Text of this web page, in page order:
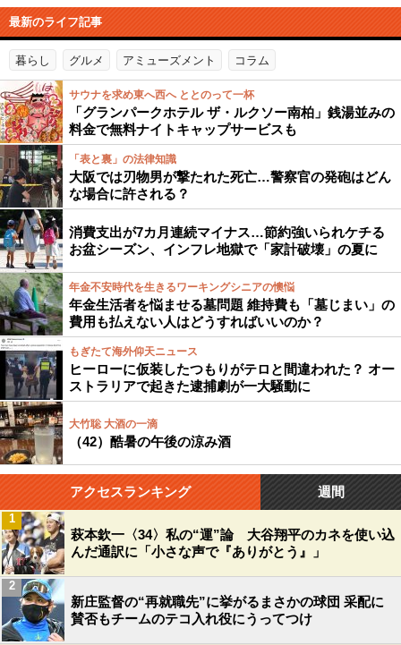
最新のライフ記事
暮らし グルメ アミューズメント コラム
サウナを求め東へ西へ ととのって一杯
「グランパークホテル ザ・ルクソー南柏」銭湯並みの
料金で無料ナイトキャップサービスも
「表と裏」の法律知識
大阪では刃物男が撃たれた死亡…警察官の発砲はどん
な場合に許される？
消費支出が7カ月連続マイナス…節約強いられケチる
お盆シーズン、インフレ地獄で「家計破壊」の夏に
年金不安時代を生きるワーキングシニアの懊悩
年金生活者を悩ませる墓問題 維持費も「墓じまい」の
費用も払えない人はどうすればいいのか？
もぎたて海外仰天ニュース
ヒーローに仮装したつもりがテロと間違われた？ オー
ストラリアで起きた逮捕劇が一大騒動に
大竹聡 大酒の一滴
（42）酷暑の午後の涼み酒
アクセスランキング 週間
萩本欽一〈34〉私の“運”論 大谷翔平のカネを使い込
んだ通訳に「小さな声で『ありがとう』」
1
新庄監督の“再就職先”に挙がるまさかの球団 采配に
賛否もチームのテコ入れ役にうってつけ
2